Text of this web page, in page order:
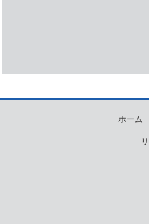
ホーム